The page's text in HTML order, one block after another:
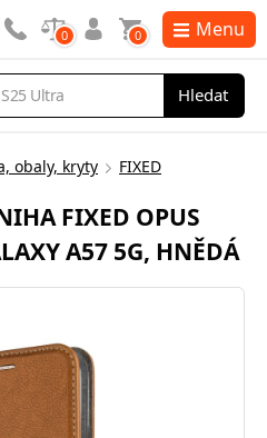
Hledat
0 0 Menu
obaly, kryty FIXED
FIXED OPUS
A57 5G, HNĚDÁ